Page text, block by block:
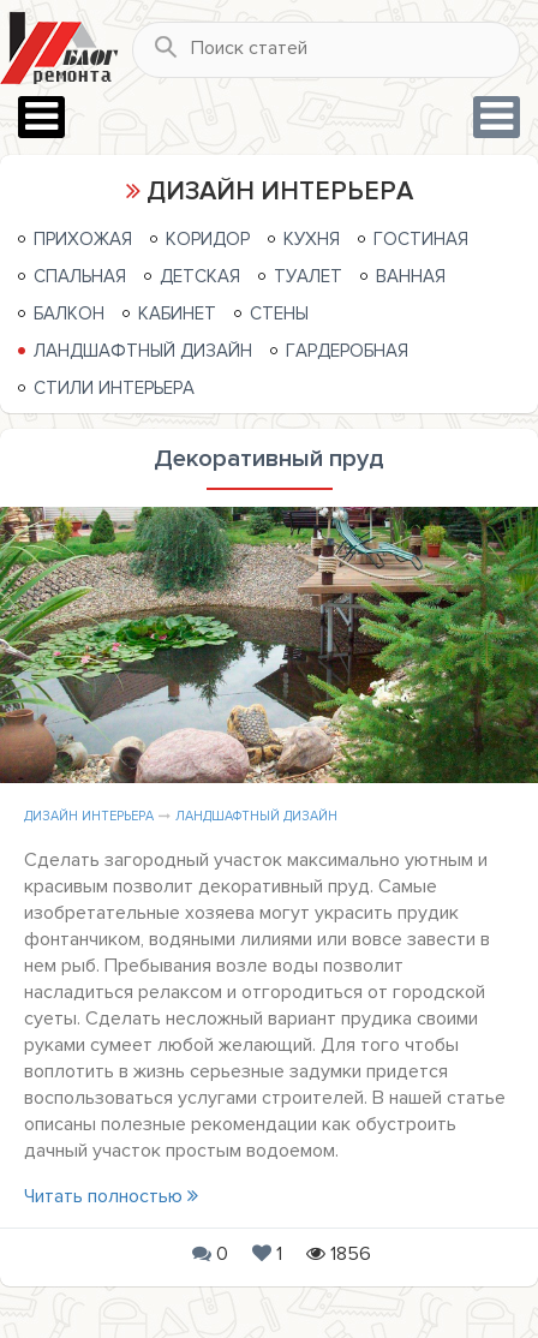
ДИЗАЙН ИНТЕРЬЕРА
ПРИХОЖАЯ КОРИДОР КУХНЯ
ГОСТИНАЯ
СПАЛЬНАЯ
ДЕТСКАЯ ТУАЛЕТ
ВАННАЯ
БАЛКОН
КАБИНЕТ
СТЕНЫ
ЛАНДШАФТНЫЙ ДИЗАЙН
ГАРДЕРОБНАЯ
СТИЛИ ИНТЕРЬЕРА
Декоративный пруд
ДИЗАЙН ИНТЕРЬЕРА ЛАНДШАФТНЫЙ ДИЗАЙН
Сделать загородный участок максимально уютным и
красивым позволит декоративный пруд. Самые
изобретательные хозяева могут украсить прудик
фонтанчиком, водяными лилиями или вовсе завести в
нем рыб. Пребывания возле воды позволит
насладиться релаксом и отгородиться от городской
суеты. Сделать несложный вариант прудика своими
руками сумеет любой желающий. Для того чтобы
воплотить в жизнь серьезные задумки придется
воспользоваться услугами строителей. В нашей статье
описаны полезные рекомендации как обустроить
дачный участок простым водоемом.
Читать полностью
0 1 1856